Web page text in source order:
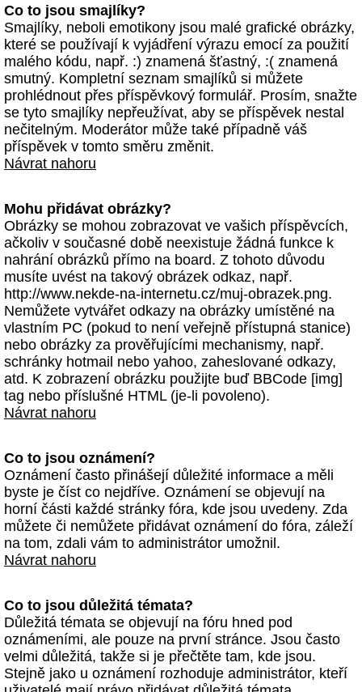
Co to jsou smajlíky?
Smajlíky, neboli emotikony jsou malé grafické obrázky,
které se používají k vyjádření výrazu emocí za použití
malého kódu, např. :) znamená šťastný, :( znamená
smutný. Kompletní seznam smajlíků si můžete
prohlédnout přes příspěvkový formulář. Prosím, snažte
se tyto smajlíky nepřeužívat, aby se příspěvek nestal
nečitelným. Moderátor může také případně váš
příspěvek v tomto směru změnit.
Návrat nahoru
Mohu přidávat obrázky?
Obrázky se mohou zobrazovat ve vašich příspěvcích,
ačkoliv v současné době neexistuje žádná funkce k
nahrání obrázků přímo na board. Z tohoto důvodu
musíte uvést na takový obrázek odkaz, např.
http://www.nekde-na-internetu.cz/muj-obrazek.png.
Nemůžete vytvářet odkazy na obrázky umístěné na
vlastním PC (pokud to není veřejně přístupná stanice)
nebo obrázky za prověřujícími mechanismy, např.
schránky hotmail nebo yahoo, zaheslované odkazy,
atd. K zobrazení obrázku použijte buď BBCode [img]
tag nebo příslušné HTML (je-li povoleno).
Návrat nahoru
Co to jsou oznámení?
Oznámení často přinášejí důležité informace a měli
byste je číst co nejdříve. Oznámení se objevují na
horní části každé stránky fóra, kde jsou uvedeny. Zda
můžete či nemůžete přidávat oznámení do fóra, záleží
na tom, zdali vám to administrátor umožnil.
Návrat nahoru
Co to jsou důležitá témata?
Důležitá témata se objevují na fóru hned pod
oznámeními, ale pouze na první stránce. Jsou často
velmi důležitá, takže si je přečtěte tam, kde jsou.
Stejně jako u oznámení rozhoduje administrátor, kteří